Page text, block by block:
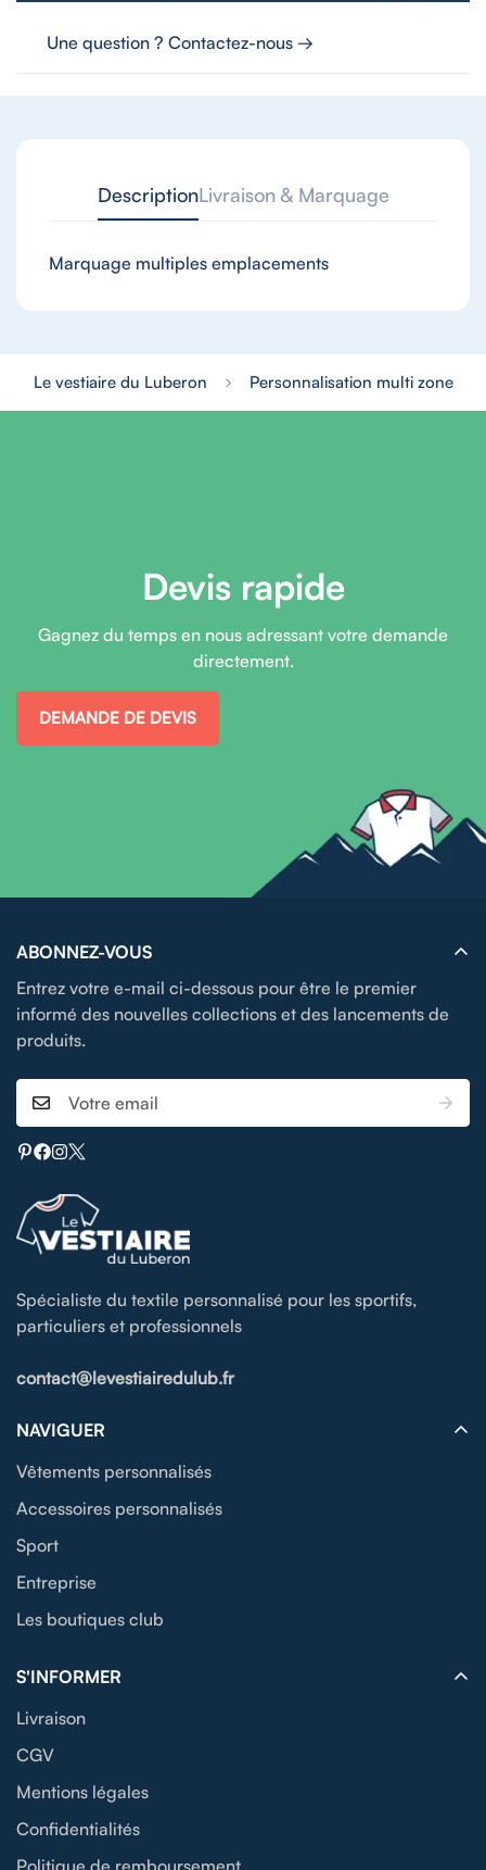
Une question ? Contactez-nous →
DescriptionLivraison & Marquage
Marquage multiples emplacements
Le vestiaire du Luberon Personnalisation multi zone
Devis rapide
Gagnez du temps en nous adressant votre demande
directement.
DEMANDE DE DEVIS
Spécialiste du textile personnalisé pour les sportifs,
particuliers et professionnels
contact@levestiairedulub.fr
NAVIGUER
Vêtements personnalisés
Accessoires personnalisés
Sport
Entreprise
Les boutiques club
S'INFORMER
Livraison
CGV
Mentions légales
Confidentialités
Politique de remboursement
ABONNEZ-VOUS
Entrez votre e-mail ci-dessous pour être le premier
informé des nouvelles collections et des lancements de
produits.